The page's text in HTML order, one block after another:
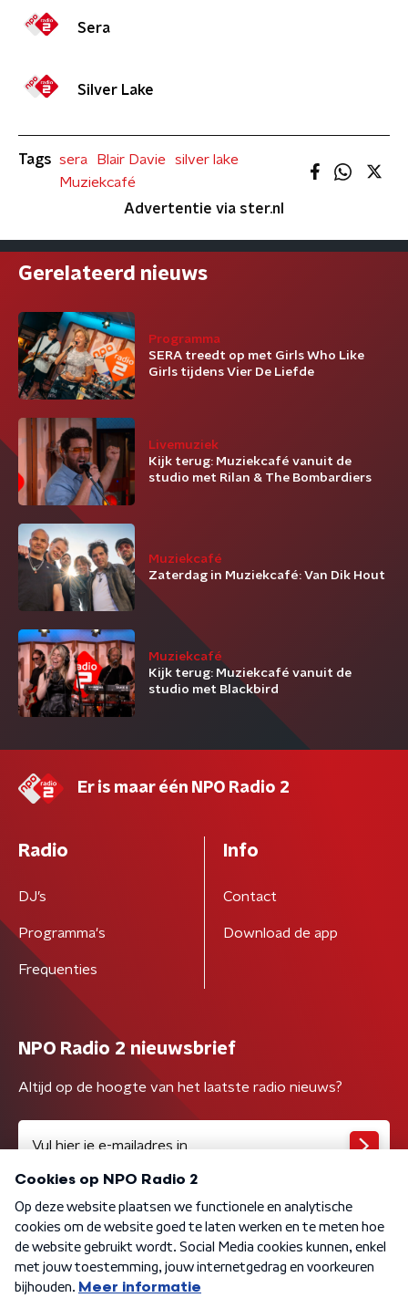
Sera
Silver Lake
Tags sera Blair Davie
silver lake
Muziekcafé
Advertentie via ster.nl
Gerelateerd nieuws
Programma
SERA treedt op met Girls Who Like
Girls tijdens Vier De Liefde
Livemuziek
Kijk terug: Muziekcafé vanuit de
studio met Rilan & The Bombardiers
Muziekcafé
Zaterdag in Muziekcafé: Van Dik Hout
Muziekcafé
Kijk terug: Muziekcafé vanuit de
studio met Blackbird
Er is maar één NPO Radio 2
Radio
DJ’s
Programma's
Frequenties
Info
Contact
Download de app
NPO Radio 2 nieuwsbrief
Altijd op de hoogte van het laatste radio nieuws?
Algemene voorwaarden